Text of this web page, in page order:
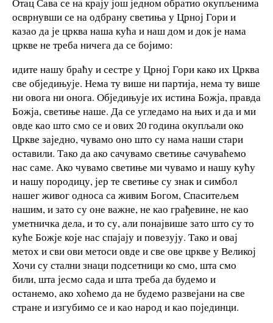
Отац Сава се на крају још једном обратио окупљенима
осврнувши се на одбрану светиња у Црној Гори и
казао да је црква наша кућа и наш дом и док је нама
цркве не треба ничега да се бојимо:
идите нашу браћу и сестре у Црној Гори како их Црква
све обједињује. Нема ту више ни партија, нема ту више
ни овога ни онога. Обједињује их истина Божја, правда
Божја, светиње наше. Да се угледамо на њих и да и ми
овде као што смо се и ових 20 година окупљали око
Цркве заједно, чувамо оно што су нама наши стари
оставили. Тако да ако сачувамо светиње сачуваћемо
нас саме. Ако чувамо светиње ми чувамо и нашу кућу
и нашу породицу, јер те светиње су знак и симбол
нашег живог односа са живим Богом, Спаситељем
нашим, и зато су оне важне, не као грађевине, не као
уметничка дела, и то су, али понајвише зато што су то
куће Божје које нас спајају и повезују. Тако и овај
метох и сви ови метоси овде и све ове цркве у Великој
Хочи су стални знаци подсетници ко смо, шта смо
били, шта јесмо сада и шта треба да будемо и
останемо, ако хоћемо да не будемо развејани на све
стране и изгубимо се и као народ и као појединци.